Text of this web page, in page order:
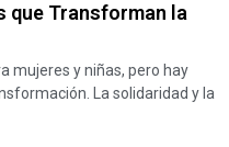
que Transforman la
mujeres y niñas, pero hay
La solidaridad y la